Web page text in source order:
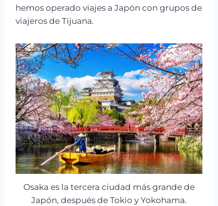
hemos operado viajes a Japón con grupos de
viajeros de Tijuana.
Osaka es la tercera ciudad más grande de
Japón, después de Tokio y Yokohama.​​